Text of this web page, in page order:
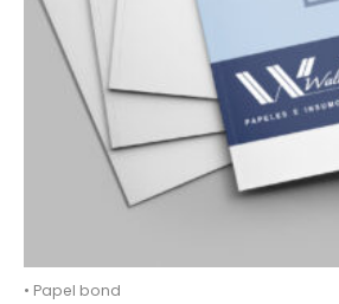
• Papel bond